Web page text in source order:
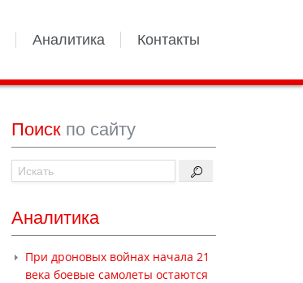
Аналитика Контакты
Поиск по сайту
Аналитика
При дроновых войнах начала 21
века боевые самолеты остаются